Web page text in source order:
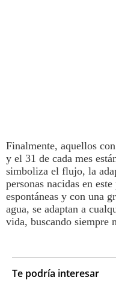
Finalmente, aquellos con
y el 31 de cada mes
simboliza el flujo, la
personas nacidas en
espontáneas y con una
agua, se adaptan a
vida, buscando siempre
Te podría interesar